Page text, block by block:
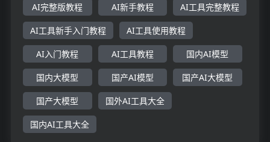
AI完整版教程 AI新手教程 AI工具完整教程
AI工具新手入门教程 AI工具使用教程
AI入门教程 AI工具教程 国内AI模型
国内大模型 国产AI模型 国产AI大模型
国产大模型 国外AI工具大全
国内AI工具大全